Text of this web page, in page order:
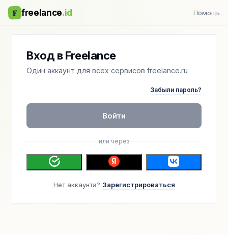
F freelance.id Помощь
Вход в Freelance
Один аккаунт для всех сервисов freelance.ru
Забыли пароль?
Войти
или через
Нет аккаунта? Зарегистрироваться